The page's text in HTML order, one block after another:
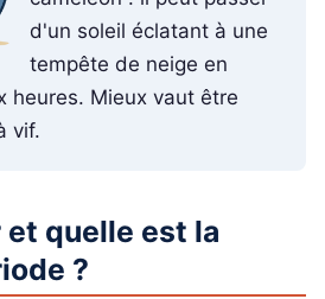
d'un soleil éclatant à une
tempête de neige en
heures. Mieux vaut être
vif.
et quelle est la
?